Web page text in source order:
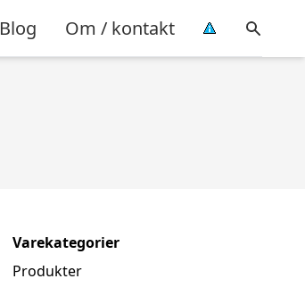
Blog Om / kontakt
Varekategorier
Produkter